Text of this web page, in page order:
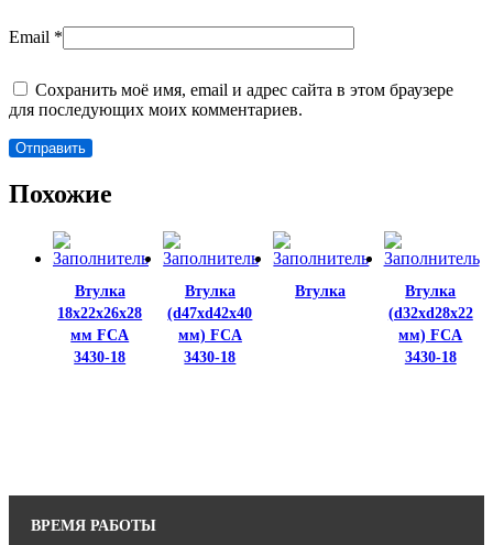
Email *
Сохранить моё имя, email и адрес сайта в этом браузере
для последующих моих комментариев.
Похожие
Втулка
18х22х26х28
мм FCA
3430-18
Втулка
(d47xd42x40
мм) FCA
3430-18
Втулка
Втулка
(d32xd28х22
мм) FCA
3430-18
ВРЕМЯ РАБОТЫ